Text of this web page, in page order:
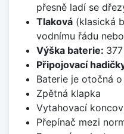
přesně ladí se
Tlaková(klasická
vodnímu řádu
Výška baterie:
Připojovací
Baterie je otočná o
Zpětná klapka
Vytahovací
Přepínač mezi